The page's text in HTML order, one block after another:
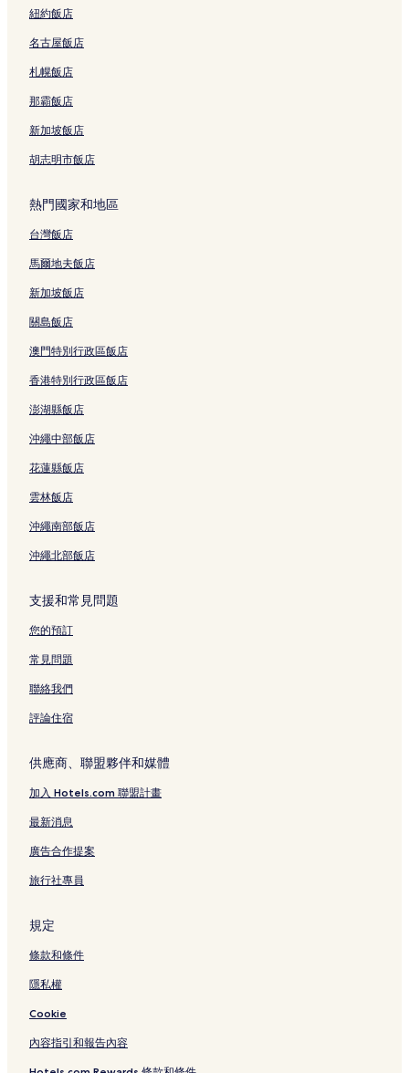
紐約飯店
名古屋飯店
札幌飯店
那霸飯店
新加坡飯店
胡志明市飯店
熱門國家和地區
台灣飯店
馬爾地夫飯店
新加坡飯店
關島飯店
澳門特別行政區飯店
香港特別行政區飯店
澎湖縣飯店
沖繩中部飯店
花蓮縣飯店
雲林飯店
沖繩南部飯店
沖繩北部飯店
支援和常見問題
您的預訂
常見問題
聯絡我們
評論住宿
供應商、聯盟夥伴和媒體
加入 Hotels.com 聯盟計畫
最新消息
廣告合作提案
旅行社專員
規定
條款和條件
隱私權
Cookie
內容指引和報告內容